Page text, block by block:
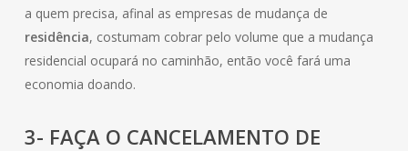
a quem precisa, afinal as empresas de mudança de
residência, costumam cobrar pelo volume que a mudança
residencial ocupará no caminhão, então você fará uma
economia doando.
3- FAÇA O CANCELAMENTO DE